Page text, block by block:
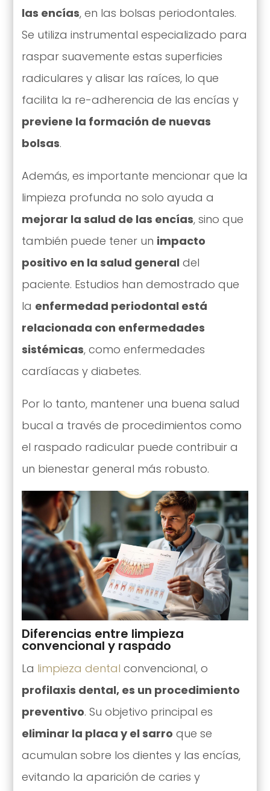
las encías, en las bolsas periodontales.
Se utiliza instrumental especializado para
raspar suavemente estas superficies
radiculares y alisar las raíces, lo que
facilita la re-adherencia de las encías y
previene la formación de nuevas
bolsas.
Además, es importante mencionar que la
limpieza profunda no solo ayuda a
mejorar la salud de las encías, sino que
también puede tener un impacto
positivo en la salud general del
paciente. Estudios han demostrado que
la enfermedad periodontal está
relacionada con enfermedades
sistémicas, como enfermedades
cardíacas y diabetes.
Por lo tanto, mantener una buena salud
bucal a través de procedimientos como
el raspado radicular puede contribuir a
un bienestar general más robusto.
Diferencias entre limpieza
convencional y raspado
La limpieza dental convencional, o
profilaxis dental, es un procedimiento
preventivo. Su objetivo principal es
eliminar la placa y el sarro que se
acumulan sobre los dientes y las encías,
evitando la aparición de caries y